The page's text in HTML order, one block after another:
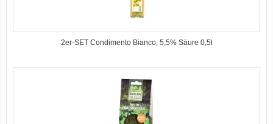
2er-SET Condimento Bianco, 5,5% Säure 0,5l